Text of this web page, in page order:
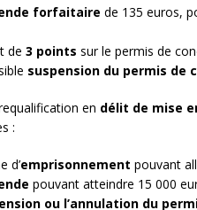
forfaitaire de 135 euros,
de 3 points sur le permis de
suspension du permis de
en délit de mise
:
d’emprisonnement pouvant
pouvant atteindre 15 000
ou l’annulation du